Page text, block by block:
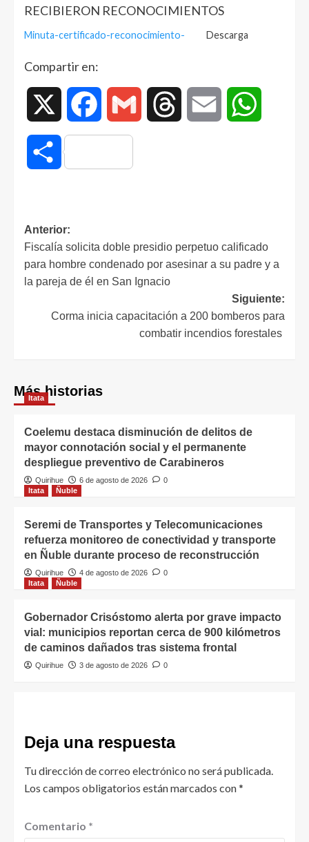
RECIBIERON RECONOCIMIENTOS
Minuta-certificado-reconocimiento- Descarga
Compartir en:
Facebook Gmail Threads Email
Compartir
Anterior:
Fiscalía solicita doble presidio perpetuo calificado
para hombre condenado por asesinar a su padre y a
la pareja de él en San Ignacio
Siguiente:
Corma inicia capacitación a 200 bomberos para
combatir incendios forestales
Más historias
Itata
Coelemu destaca disminución de delitos de
mayor connotación social y el permanente
despliegue preventivo de Carabineros
Quirihue 6 de agosto de 2026
0
Itata
Ñuble
Seremi de Transportes y Telecomunicaciones
refuerza monitoreo de conectividad y transporte
en Ñuble durante proceso de reconstrucción
Quirihue 4 de agosto de 2026
0
Itata
Ñuble
Gobernador Crisóstomo alerta por grave impacto
vial: municipios reportan cerca de 900 kilómetros
de caminos dañados tras sistema frontal
Quirihue 3 de agosto de 2026 0
Deja una respuesta
Tu dirección de correo electrónico no será publicada.
Los campos obligatorios están marcados con*
Comentario *